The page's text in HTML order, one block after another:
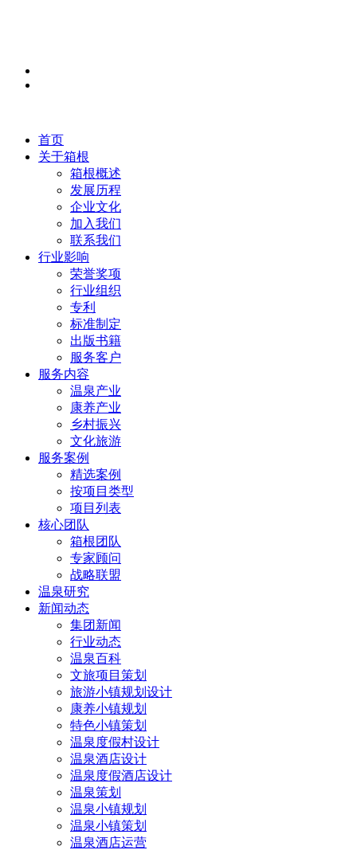
首页
关于箱根
箱根概述
发展历程
企业文化
加入我们
联系我们
行业影响
荣誉奖项
行业组织
专利
标准制定
出版书籍
服务客户
服务内容
温泉产业
康养产业
乡村振兴
文化旅游
服务案例
精选案例
按项目类型
项目列表
核心团队
箱根团队
专家顾问
战略联盟
温泉研究
新闻动态
集团新闻
行业动态
温泉百科
文旅项目策划
旅游小镇规划设计
康养小镇规划
特色小镇策划
温泉度假村设计
温泉酒店设计
温泉度假酒店设计
温泉策划
温泉小镇规划
温泉小镇策划
温泉酒店运营